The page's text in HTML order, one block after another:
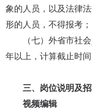
象的人员，以及法律
形的人员，不得报考；
（七）外省市社会
年以上，计算截止时
三、岗位说明及招
视频编辑